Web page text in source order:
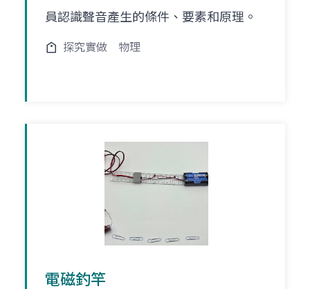
員認識聲音產生的條件、要素和原理。
探究實做 物理
電磁釣竿